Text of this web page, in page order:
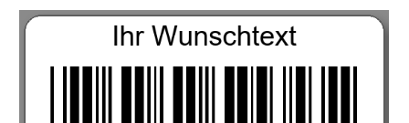
Bildergalerie überspringen